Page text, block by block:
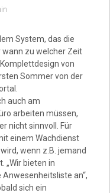
System, das die
zu welcher Zeit
von
Sommer von der
auch am
arbeiten müssen,
nicht sinnvoll. Für
einem Wachdienst
wenn z.B. jemand
„Wir bieten in
an“,
sich ein